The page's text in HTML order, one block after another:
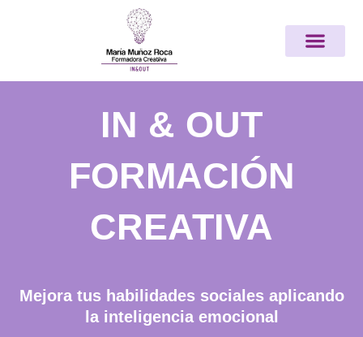
IN & OUT
FORMACIÓN
CREATIVA
Mejora tus habilidades sociales aplicando
la inteligencia emocional